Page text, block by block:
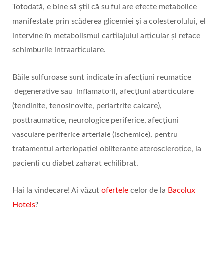
Totodată, e bine să știi că sulful are efecte metabolice
manifestate prin scăderea glicemiei și a colesterolului, el
intervine în metabolismul cartilajului articular și reface
schimburile intraarticulare.
Băile sulfuroase sunt indicate în afecțiuni reumatice
degenerative sau inflamatorii, afecțiuni abarticulare
(tendinite, tenosinovite, periartrite calcare),
posttraumatice, neurologice periferice, afecțiuni
vasculare periferice arteriale (ischemice), pentru
tratamentul arteriopatiei obliterante aterosclerotice, la
pacienți cu diabet zaharat echilibrat.
Hai la vindecare! Ai văzut ofertele celor de la Bacolux
Hotels?